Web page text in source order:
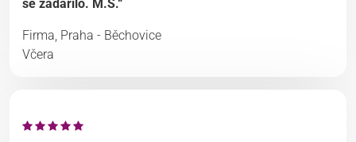
se zadařilo. M.S.“
Firma, Praha - Běchovice
Včera